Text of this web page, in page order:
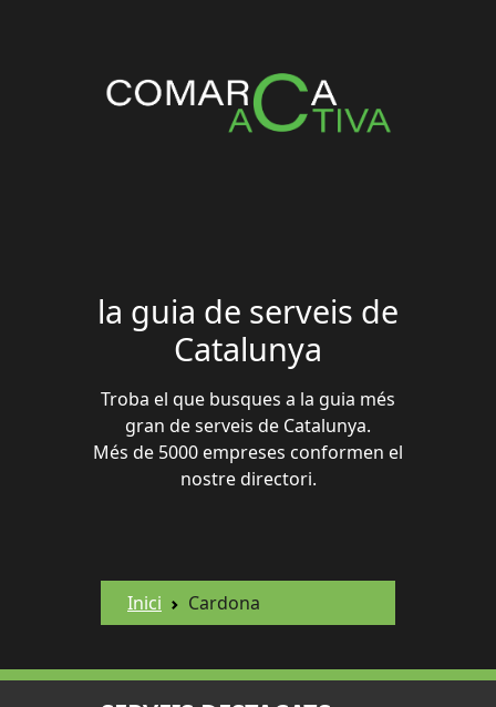
la guia de serveis de
Catalunya
Troba el que busques a la guia més
gran de serveis de Catalunya.
Més de 5000 empreses conformen el
nostre directori.
Inici Cardona